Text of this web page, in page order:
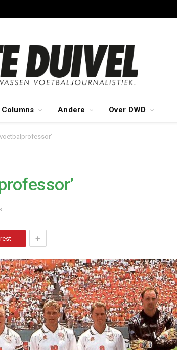
Columns Andere Over DWD
+